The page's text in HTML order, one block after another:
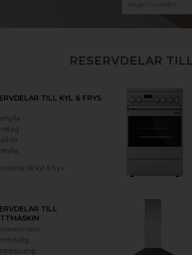
RESERVDELAR
TILL KYL & FRYS
till kyl & frys
TILL